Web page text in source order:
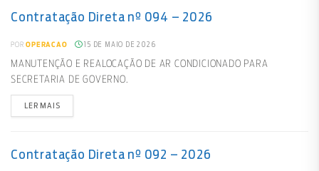
Contratação Direta nº 094 – 2026
POR OPERACAO 15 DE MAIO DE 2026
MANUTENÇÃO E REALOCAÇÃO DE AR CONDICIONADO PARA
SECRETARIA DE GOVERNO.
LER MAIS
Contratação Direta nº 092 – 2026